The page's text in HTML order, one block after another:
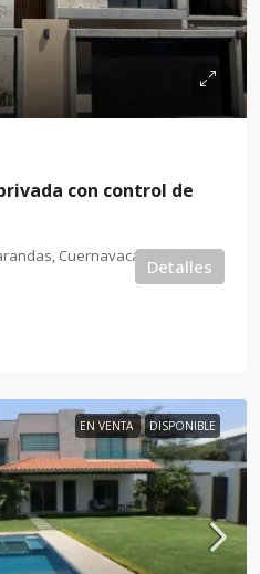
con control de
Cuernavaca, Morelos,
Detalles
EN VENTA DISPONIBLE